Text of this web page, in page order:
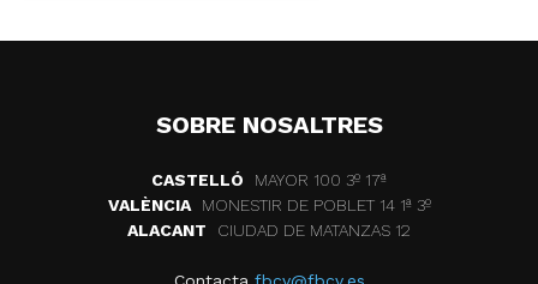
SOBRE NOSALTRES
CASTELLÓ
MAYOR 100 3º 17ª
VALÈNCIA
MONESTIR DE POBLET 14 1ª 3º
ALACANT
CIUDAD DE MATANZAS 12